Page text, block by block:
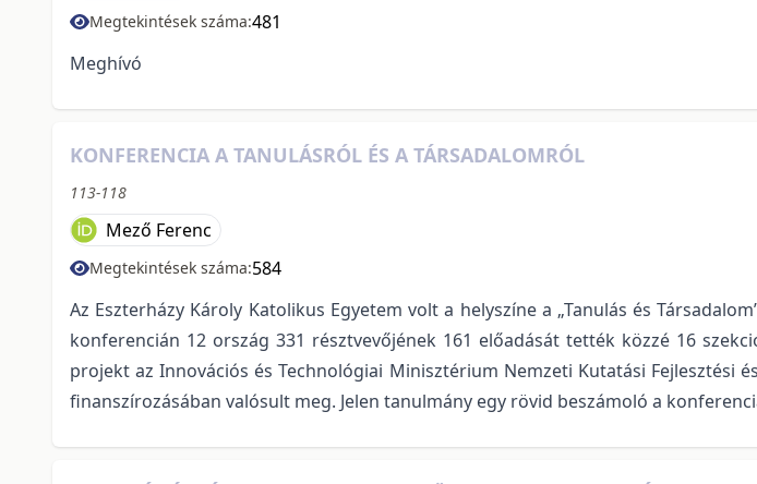
Megtekintések száma:481
Meghívó
KONFERENCIA A TANULÁSRÓL ÉS A TÁRSADALOMRÓL
113-118
Mező Ferenc
Megtekintések száma:584
Az Eszterházy Károly Katolikus Egyetem volt a helyszíne a „Tanulás és
konferencián 12 ország 331 résztvevőjének 161 előadását tették közzé 16
projekt az Innovációs és Technológiai Minisztérium Nemzeti Kutatási Fejlesztési
finanszírozásában valósult meg. Jelen tanulmány egy rövid beszámoló a